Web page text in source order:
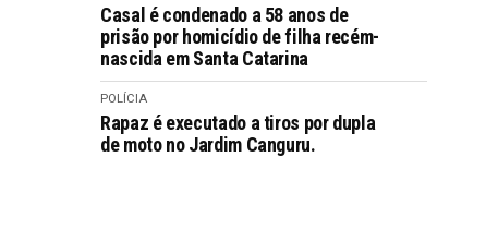
Casal é condenado a 58 anos de
prisão por homicídio de filha recém-
nascida em Santa Catarina
POLÍCIA
Rapaz é executado a tiros por dupla
de moto no Jardim Canguru.